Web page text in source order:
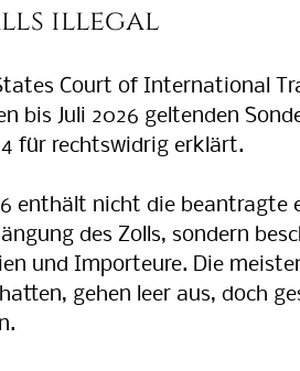
illegal
Court of International
bis Juli 2026 geltenden
für rechtswidrig erklärt.
enthält nicht die beantragte
des Zolls, sondern
und Importeure. Die
gehen leer aus, doch